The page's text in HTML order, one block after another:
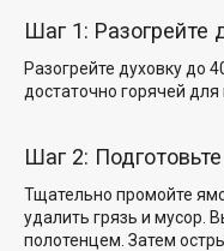
Шаг 1: Разогрейте
Разогрейте духовку до
достаточно горячей
Шаг 2:
Тщательно промойте
удалить грязь и мусор.
полотенцем. Затем